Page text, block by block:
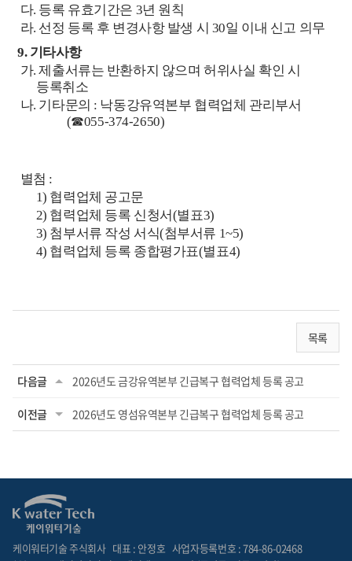
다. 등록 유효기간은 3년 원칙
라. 선정 등록 후 변경사항 발생 시 30일 이내 신고 의무
9. 기타사항
가.제출서류는 반환하지 않으며 허위사실 확인 시
등록취소
나. 기타문의 : 낙동강유역본부 협력업체 관리부서
(☎055-374-2650)
별첨 :
1) 협력업체 공고문
2) 협력업체 등록 신청서(별표3)
3) 첨부서류 작성 서식(첨부서류 1~5)
4) 협력업체 등록 종합평가표(별표4)
목록
다음글 2026년도 금강유역본부 긴급복구 협력업체 등록 공고
이전글 2026년도 영섬유역본부 긴급복구 협력업체 등록 공고
케이워터기술 주식회사 대표 : 안정호 사업자등록번호 : 784-86-02468